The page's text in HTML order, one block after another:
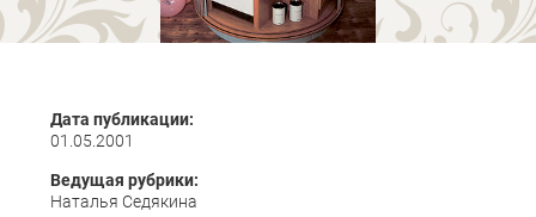
Дата публикации:
01.05.2001
Ведущая рубрики:
Наталья Седякина